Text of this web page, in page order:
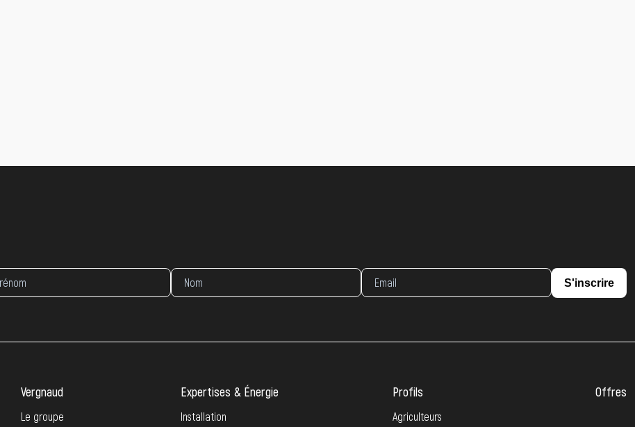
S'inscrire
Vergnaud
Le groupe
Expertises & Énergie
Installation
Profils
Agriculteurs
Offres